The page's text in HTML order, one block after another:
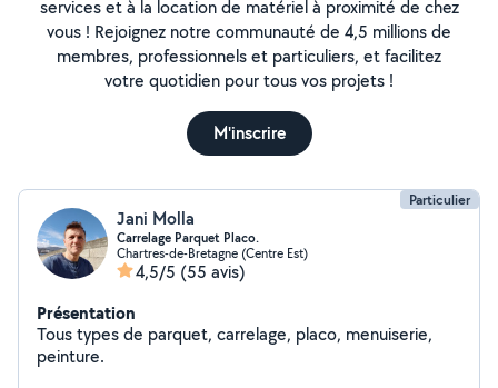
services et à la location de matériel à proximité de chez
vous ! Rejoignez notre communauté de 4,5 millions de
membres, professionnels et particuliers, et facilitez
votre quotidien pour tous vos projets !
M'inscrire
Particulier
Jani Molla
Carrelage Parquet Placo.
Chartres-de-Bretagne (Centre Est)
4,5/5 (55 avis)
Présentation
Tous types de parquet, carrelage, placo, menuiserie,
peinture.